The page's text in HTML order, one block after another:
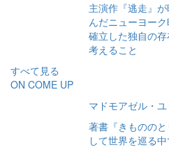
主演作『逃走』
んだニューヨー
確立した独自の
考えること
すべて見る
ON COME UP
マドモアゼル・
著書『きものの
して世界を巡る